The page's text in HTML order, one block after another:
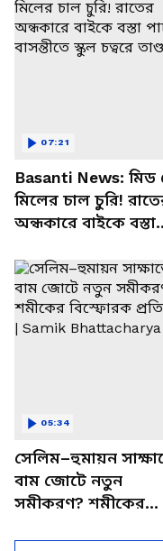
Basanti News: মিড
মিলের চাল চুরি!
অন্ধকারে বাইকে বস্তা
চত্বরে তাণ্ডব
07:21
সেলিম–হুমায়ন
বাম জোটে নতুন
সমীকরণ? শমীকের
05:34